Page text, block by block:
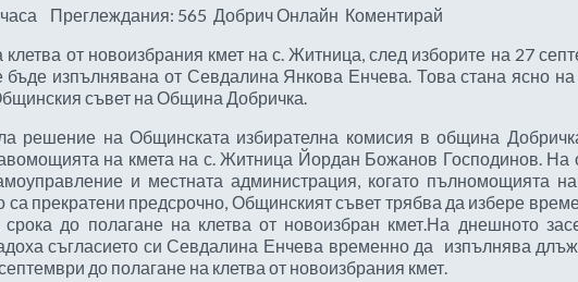
часа Преглеждания: 565 Добрич Онлайн Коментирай
клетва от новоизбрания кмет на с. Житница, след изборите на 27
изпълнявана от Севдалина Янкова Енчева. Това стана ясно
съвет на Община Добричка.
решение на Общинската избирателна комисия в община
на кмета на с. Житница Йордан Божанов Господинов. На
и местната администрация, когато пълномощията
са прекратени предсрочно, Общинският съвет трябва да избере
срока до полагане на клетва от новоизбран кмет.На днешното
съгласието си Севдалина Енчева временно да изпълнява
до полагане на клетва от новоизбрания кмет.